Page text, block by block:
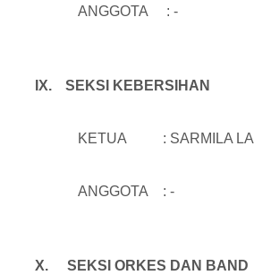
ANGGOTA : -
IX. SEKSI KEBERSIHAN
KETUA : SARMILA
ANGGOTA : -
X. SEKSI ORKES DAN BAND